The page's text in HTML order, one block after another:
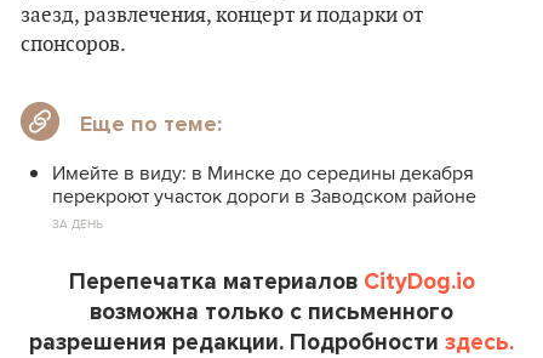
заезд, развлечения, концерт и подарки от
спонсоров.
Еще по теме:
Имейте в виду: в Минске до середины декабря
перекроют участок дороги в Заводском районе
ЗА ДЕНЬ
Перепечатка материалов CityDog.io
возможна только с письменного
разрешения редакции. Подробности здесь.